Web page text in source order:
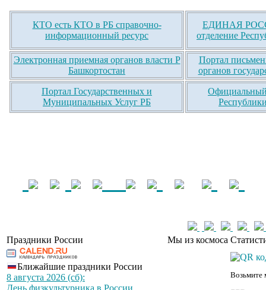
КТО есть КТО в РБ справочно-
информационный ресурс
ЕДИНАЯ
отделение
Электронная приемная органов власти Р
Башкортостан
Портал
органов
Портал Государственных и
Муниципальных Услуг РБ
Официальный
Праздники России Мы из космоса
Ближайшие праздники России
8 августа 2026 (сб):
День физкультурника в России
Возьмите